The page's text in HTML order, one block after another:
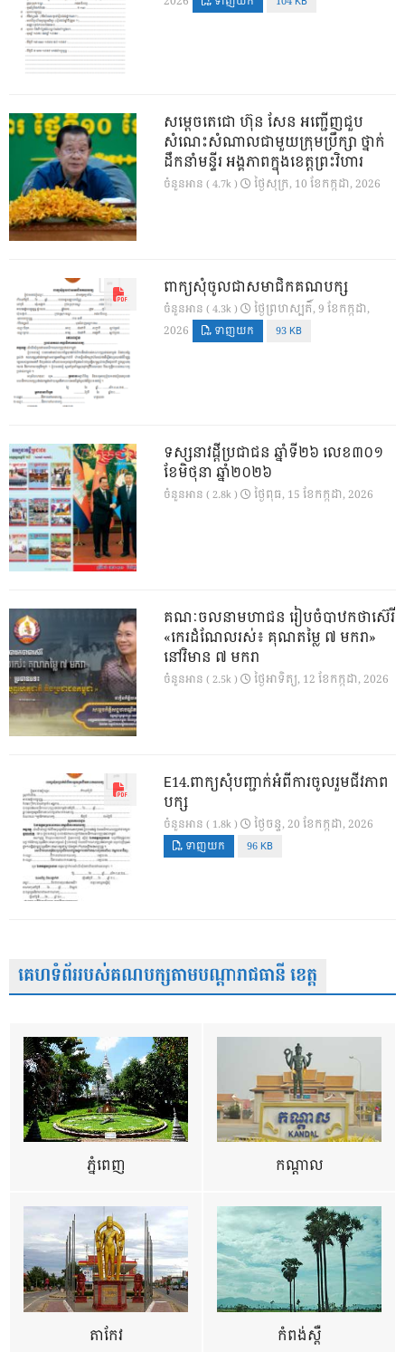
សម្តេចតេជោ ហ៊ុន សែន អញ្ជើញជួប
សំណេះសំណាលជាមួយក្រុមប្រឹក្សា ថ្នាក់
ដឹកនាំមន្ទីរ អង្គភាពក្នុងខេត្តព្រះវិហារ
ចំនួនអាន ( 4.7k ) ថ្ងៃ​សុក្រ, 10 ខែ​កក្កដា, 2026
ពាក្យសុំចូលជាសមាជិកគណបក្ស
ចំនួនអាន ( 4.3k )
ថ្ងៃ​ព្រហស្បតិ៍, 9 ខែ​កក្កដា,
2026
ទាញយក 93 KB
ទស្សនាវដ្ដីប្រជាជន ឆ្នាំទី២៦ លេខ៣០១
ខែមិថុនា ឆ្នាំ២០២៦
ចំនួនអាន ( 2.8k ) ថ្ងៃ​ពុធ, 15 ខែ​កក្កដា, 2026
គណៈចលនាមហាជន រៀបចំបាឋកថាស៊េរី
«កេរដំណែលរស់៖ គុណតម្លៃ ៧ មករា»
នៅវិមាន ៧ មករា
ចំនួនអាន ( 2.5k ) ថ្ងៃ​អាទិត្យ, 12 ខែ​កក្កដា, 2026
E14.ពាក្យសុំបញ្ជាក់អំពីការចូលរួមជីវភាព
បក្ស
ចំនួនអាន ( 1.8k ) ថ្ងៃ​ចន្ទ, 20 ខែ​កក្កដា, 2026
ទាញយក 96 KB
គេហទំព័ររបស់គណបក្សតាមបណ្តារាជធានី ខេត្ត
ភ្នំពេញ កណ្តាល
តាកែវ កំពង់ស្ពឺ